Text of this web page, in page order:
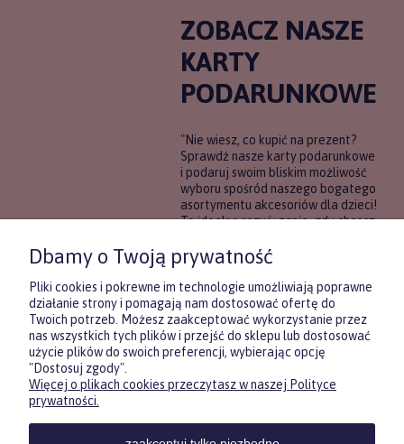
ZOBACZ NASZE
KARTY
PODARUNKOWE
"Nie wiesz, co kupić na prezent?
Sprawdź nasze karty podarunkowe
i podaruj swoim bliskim możliwość
wyboru spośród naszego bogatego
asortymentu akcesoriów dla dzieci!
To idealne rozwiązanie, gdy chcesz
pewności, co będzie najbardziej
trafione.
DOWIEDZ SIĘ WIĘCEJ
Zasubskrybuj nasz newsletter
i otrzymaj5% rabatu na pierwszyzakup.
Dbamy o Twoją prywatność
Pliki cookies i pokrewne im technologie umożliwiają poprawne
działanie strony i pomagają nam dostosować ofertę do
Twoich potrzeb. Możesz zaakceptować wykorzystanie przez
nas wszystkich tych plików i przejść do sklepu lub dostosować
użycie plików do swoich preferencji, wybierając opcję
"Dostosuj zgody".
Więcej o plikach cookies przeczytasz w naszej Polityce
prywatności.